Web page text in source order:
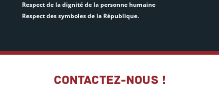
Respect de la dignité de la personne humaine
Respect des symboles de la République.
Contactez-nous !